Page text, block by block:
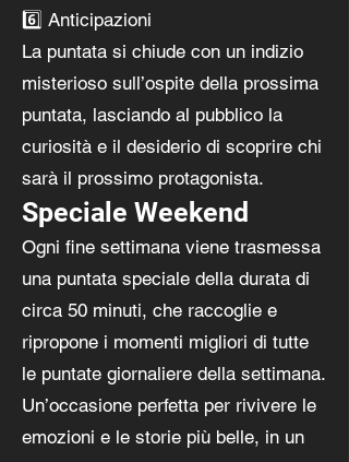
6️⃣ Anticipazioni
La puntata si chiude con un indizio
misterioso sull’ospite della prossima
puntata, lasciando al pubblico la
curiosità e il desiderio di scoprire chi
sarà il prossimo protagonista.
Speciale Weekend
Ogni fine settimana viene trasmessa
una puntata speciale della durata di
circa 50 minuti, che raccoglie e
ripropone i momenti migliori di tutte
le puntate giornaliere della settimana.
Un’occasione perfetta per rivivere le
emozioni e le storie più belle, in un